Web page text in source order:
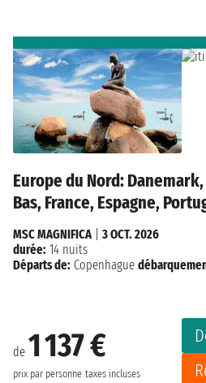
Europe du Nord:
Bas, France, Espagne,
de 1 137 €
prix par personne taxes incluses
MSC MAGNIFICA| 3 OCT. 2026
durée: 14 nuits
Départs de: Copenhague